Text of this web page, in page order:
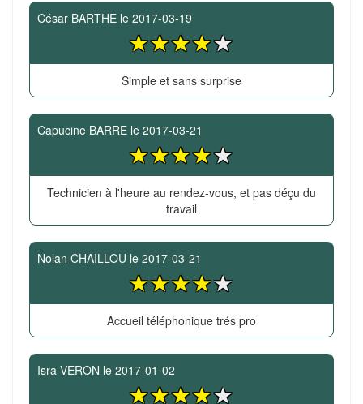
César BARTHE le 2017-03-19
Simple et sans surprise
Capucine BARRE le 2017-03-21
Technicien à l'heure au rendez-vous, et pas déçu du
travail
Nolan CHAILLOU le 2017-03-21
Accueil téléphonique trés pro
Isra VERON le 2017-01-02